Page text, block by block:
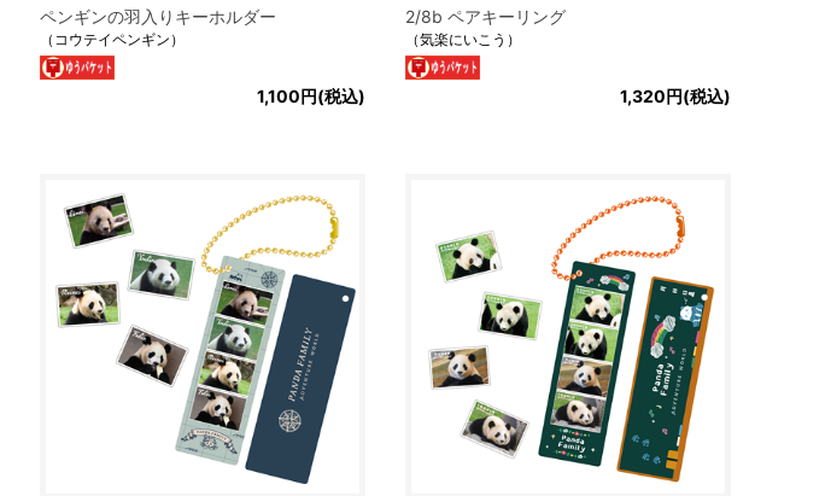
ペンギンの羽入りキーホルダー
（コウテイペンギン）
1,100円(税込)
2/8b ペアキーリング
（気楽にいこう）
1,320円(税込)